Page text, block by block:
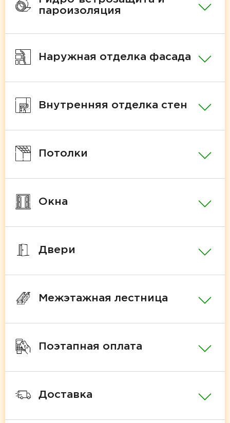
пароизоляция
Наружная отделка фасада
Внутренняя отделка стен
Потолки
Окна
Двери
Межэтажная лестница
Поэтапная оплата
Доставка